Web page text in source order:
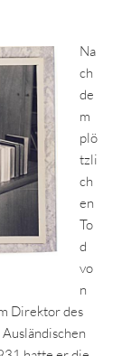
Na
ch
de
m
plö
tzli
ch
en
To
d
vo
n
Direktor des